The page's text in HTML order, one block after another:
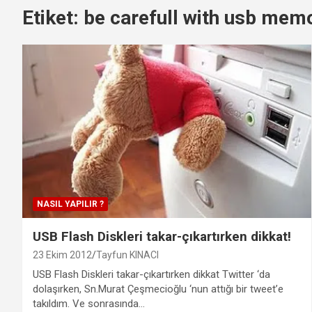
Etiket: be carefull with usb
NASIL YAPILIR ?
USB Flash Diskleri takar-çıkartırken dikkat!
23 Ekim 2012 Tayfun KINACI
USB Flash Diskleri takar-çıkartırken dikkat Twitter ‘da
dolaşırken, Sn.Murat Çeşmecioğlu ‘nun attığı bir tweet’e
takıldım. Ve sonrasında…